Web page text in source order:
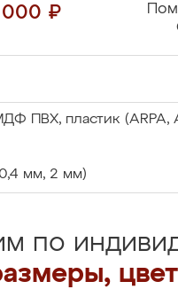
000 ₽
ПВХ, пластик (ARPA,
мм, 2 мм)
по